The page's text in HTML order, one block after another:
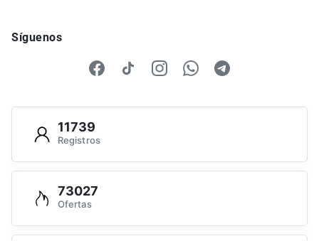
Síguenos
11739
Registros
73027
Ofertas